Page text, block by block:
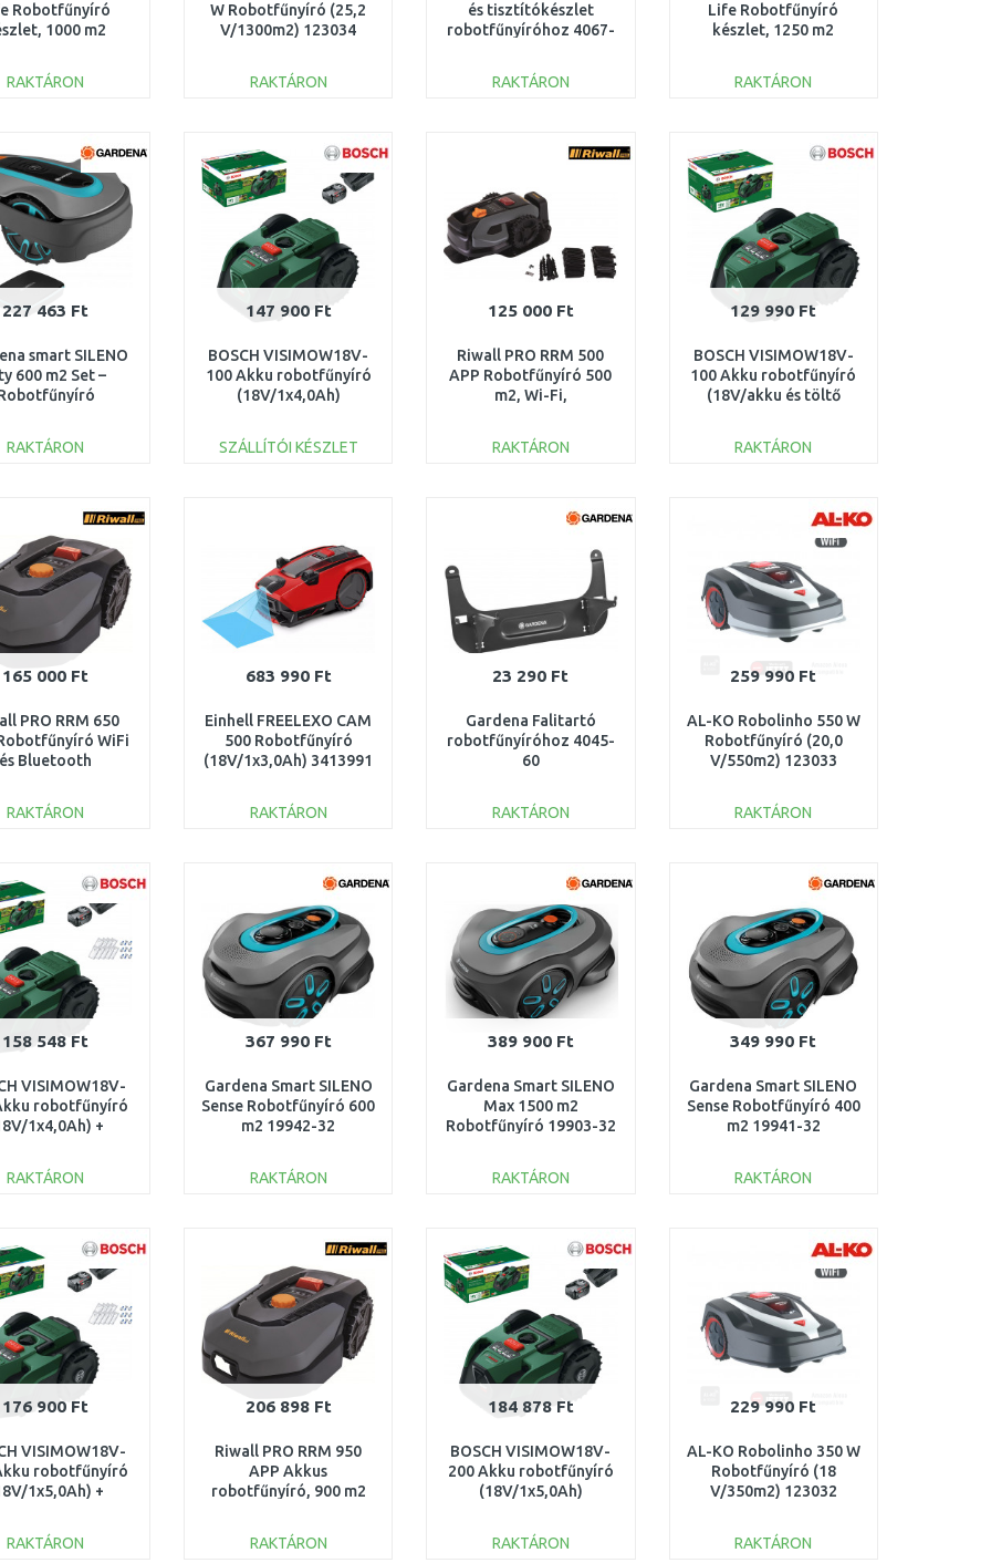
Robotfűnyíró
1000 m2
RAKTÁRON
Összehasonlítás
W Robotfűnyíró (25,2
V/1300m2) 123034
RAKTÁRON
Összehasonlítás
és tisztítókészlet
robotfűnyíróhoz 4067-
RAKTÁRON
Összehasonlítás
Life Robotfűnyíró
készlet, 1250 m2
RAKTÁRON
Összehasonlítás
227 463 Ft
smart SILENO
600 m2 Set –
RAKTÁRON
Összehasonlítás
147 900 Ft
BOSCH VISIMOW18V-
100 Akku robotfűnyíró
(18V/1x4,0Ah)
SZÁLLÍTÓI KÉSZLET
125 000 Ft
Riwall PRO RRM 500
APP Robotfűnyíró 500
m2, Wi-Fi,
RAKTÁRON
Összehasonlítás
129 990 Ft
BOSCH VISIMOW18V-
100 Akku robotfűnyíró
(18V/akku és töltő
RAKTÁRON
Összehasonlítás
165 000 Ft
PRO RRM 650
WiFi
és Bluetooth
3913008934
RAKTÁRON
Összehasonlítás
683 990 Ft
Einhell FREELEXO CAM
500 Robotfűnyíró
(18V/1x3,0Ah) 3413991
RAKTÁRON
Összehasonlítás
23 290 Ft
Gardena Falitartó
robotfűnyíróhoz 4045-
60
RAKTÁRON
Összehasonlítás
259 990 Ft
AL-KO Robolinho 550 W
Robotfűnyíró (20,0
V/550m2) 123033
RAKTÁRON
Összehasonlítás
158 548 Ft
VISIMOW18V-
robotfűnyíró
1x4,0Ah) +
RAKTÁRON
Összehasonlítás
367 990 Ft
Gardena Smart SILENO
Sense Robotfűnyíró 600
m2 19942-32
RAKTÁRON
Összehasonlítás
389 900 Ft
Gardena Smart SILENO
Max 1500 m2
Robotfűnyíró 19903-32
RAKTÁRON
Összehasonlítás
349 990 Ft
Gardena Smart SILENO
Sense Robotfűnyíró 400
m2 19941-32
RAKTÁRON
Összehasonlítás
176 900 Ft
VISIMOW18V-
robotfűnyíró
1x5,0Ah) +
RAKTÁRON
206 898 Ft
Riwall PRO RRM 950
APP Akkus
robotfűnyíró, 900 m2
RAKTÁRON
184 878 Ft
BOSCH VISIMOW18V-
200 Akku robotfűnyíró
(18V/1x5,0Ah)
RAKTÁRON
229 990 Ft
AL-KO Robolinho 350 W
Robotfűnyíró (18
V/350m2) 123032
RAKTÁRON